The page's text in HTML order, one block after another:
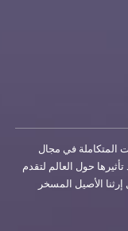
المتكاملة في مجال
حول العالم لتقدم
الأصيل المسخر